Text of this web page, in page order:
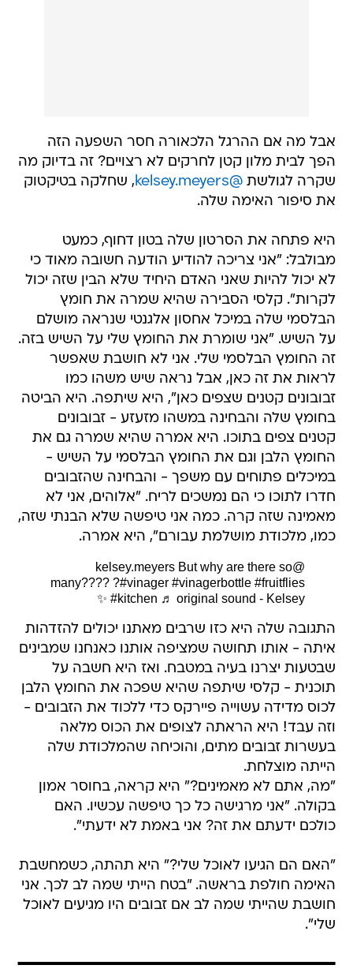
אבל מה אם ההרגל הלכאורה חסר השפעה הזה
הפך לבית מלון קטן לחרקים לא רצויים? זה בדיוק מה
שקרה לגולשת@kelsey.meyers
, שחלקה בטיקטוק
את סיפור האימה שלה.
היא פתחה את הסרטון שלה בטון דחוף, כמעט
מבולבל: "אני צריכה להודיע ​​הודעה חשובה מאוד כי
לא יכול להיות שאני האדם היחיד שלא הבין שזה יכול
לקרות". קלסי הסבירה שהיא שמרה את חומץ
הבלסמי שלה במיכל אחסון אלגנטי שנראה מושלם
על השיש. "אני שומרת את החומץ שלי על השיש בזה.
זה החומץ הבלסמי שלי. אני לא חושבת שאפשר
לראות את זה כאן, אבל נראה שיש משהו כמו
זבובונים קטנים שצפים כאן", היא שיתפה. היא הביטה
בחומץ שלה והבחינה במשהו מזעזע - זבובונים
קטנים צפים בתוכו. היא אמרה שהיא שמרה גם את
החומץ הלבן וגם את החומץ הבלסמי על השיש -
במיכלים פתוחים עם משפך - והבחינה שהזבובים
חדרו לתוכו כי הם נמשכים לריח. "אלוהים, אני לא
מאמינה שזה קרה. כמה אני טיפשה שלא הבנתי שזה,
כמו, מלכודת מושלמת עבורם", היא אמרה.
@kelsey.meyers
But why are there so
many???? ?#vinager #vinagerbottle #fruitflies
#kitchen ♬ original sound - Kelsey ✨
התגובה שלה היא כזו שרבים מאתנו יכולים להזדהות
איתה - אותו תחושה שמציפה אותנו כאנחנו שמבינים
שבטעות יצרנו בעיה במטבח. ואז היא חשבה על
תוכנית - קלסי שיתפה שהיא שפכה את החומץ הלבן
לכוס מדידה עשוייה פיירקס כדי ללכוד את הזבובים -
וזה עבד! היא הראתה לצופים את הכוס מלאה
בעשרות זבובים מתים, והוכיחה שהמלכודת שלה
הייתה מוצלחת.
"מה, אתם לא מאמינים?" היא קראה, בחוסר אמון
בקולה. "אני מרגישה כל כך טיפשה עכשיו. האם
כולכם ידעתם את זה? אני באמת לא ידעתי".
"האם הם הגיעו לאוכל שלי?" היא תהתה, כשמחשבת
האימה חולפת בראשה. "בטח הייתי שמה לב לכך. אני
חושבת שהייתי שמה לב אם זבובים היו מגיעים לאוכל
שלי".